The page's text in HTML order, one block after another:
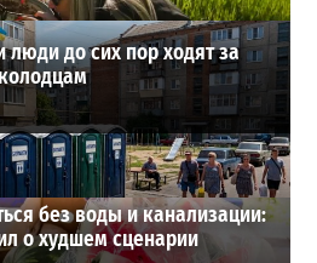
люди до сих пор ходят за
без воды и канализации:
о худшем сценарии